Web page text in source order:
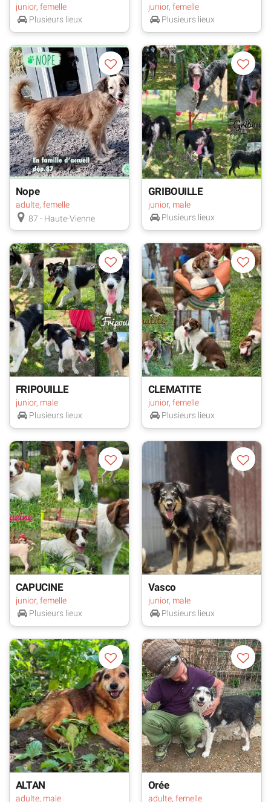
junior, femelle
Plusieurs lieux
junior, femelle
Plusieurs lieux
Nope
adulte, femelle
87 - Haute-Vienne
GRIBOUILLE
junior, male
Plusieurs lieux
FRIPOUILLE
junior, male
Plusieurs lieux
CLEMATITE
junior, femelle
Plusieurs lieux
CAPUCINE
junior, femelle
Plusieurs lieux
Vasco
junior, male
Plusieurs lieux
ALTAN
adulte, male
Orée
adulte, femelle